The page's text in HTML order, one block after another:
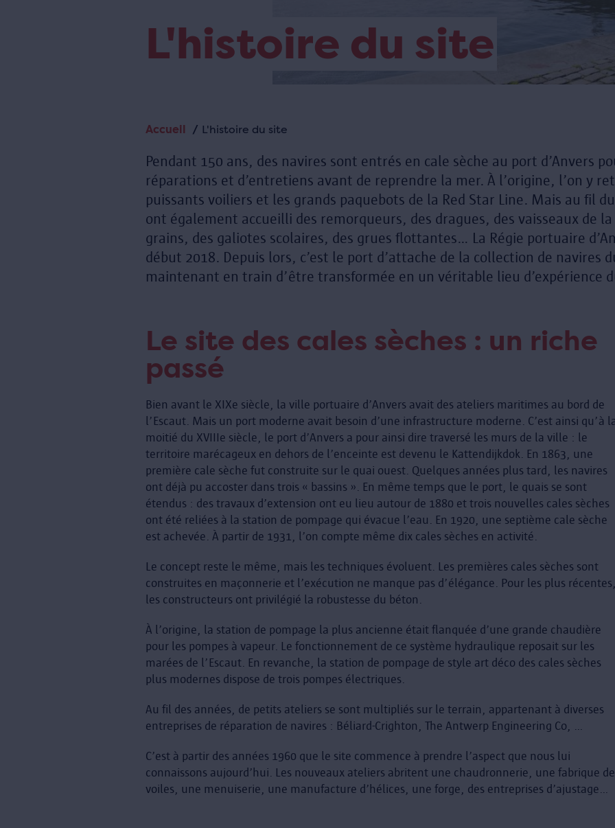
L'histoire du site
Fil
Accueil L'histoire du site
Pendant 150 ans, des navires sont entrés en cale sèche au port d’Anvers
réparations et d’entretiens avant de reprendre la mer. À l’origine, l’on y
puissants voiliers et les grands paquebots de la Red Star Line. Mais au fil
ont également accueilli des remorqueurs, des dragues, des vaisseaux de
grains, des galiotes scolaires, des grues flottantes… La Régie portuaire
début 2018. Depuis lors, c’est le port d’attache de la collection de navires
maintenant en train d’être transformée en un véritable lieu d’expérience
Le site des cales sèches : un riche
passé
Bien avant le XIXe siècle, la ville portuaire d’Anvers avait des ateliers maritimes au bord de
l’Escaut. Mais un port moderne avait besoin d’une infrastructure moderne. C’est ainsi qu’à
moitié du XVIIIe siècle, le port d’Anvers a pour ainsi dire traversé les murs de la ville : le
territoire marécageux en dehors de l’enceinte est devenu le Kattendijkdok. En 1863, une
première cale sèche fut construite sur le quai ouest. Quelques années plus tard, les navires
ont déjà pu accoster dans trois « bassins ». En même temps que le port, le quais se sont
étendus : des travaux d’extension ont eu lieu autour de 1880 et trois nouvelles cales sèches
ont été reliées à la station de pompage qui évacue l’eau. En 1920, une septième cale sèche
est achevée. À partir de 1931, l’on compte même dix cales sèches en activité.
Le concept reste le même, mais les techniques évoluent. Les premières cales sèches sont
construites en maçonnerie et l’exécution ne manque pas d’élégance. Pour les plus
les constructeurs ont privilégié la robustesse du béton.
À l’origine, la station de pompage la plus ancienne était flanquée d’une grande chaudière
pour les pompes à vapeur. Le fonctionnement de ce système hydraulique reposait sur les
marées de l’Escaut. En revanche, la station de pompage de style art déco des cales sèches
plus modernes dispose de trois pompes électriques.
Au fil des années, de petits ateliers se sont multipliés sur le terrain, appartenant à diverses
entreprises de réparation de navires : Béliard-Crighton, The Antwerp Engineering Co, …
C’est à partir des années 1960 que le site commence à prendre l’aspect que nous lui
connaissons aujourd’hui. Les nouveaux ateliers abritent une chaudronnerie, une fabrique de
voiles, une menuiserie, une manufacture d’hélices, une forge, des entreprises d’ajustage…